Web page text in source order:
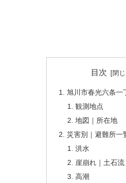
目次
旭川市春光六条一
観測地点
地図｜所在地
災害別｜避難所一
洪水
崖崩れ｜土石流
高潮